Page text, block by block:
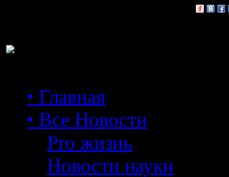
• Главная
• Все Новости
Pro жизнь
Новости науки